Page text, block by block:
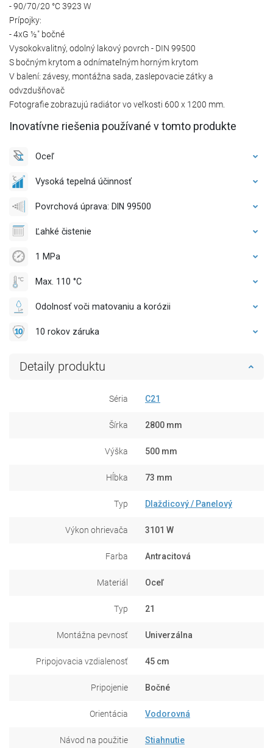
- 90/70/20 °C 3923 W
Prípojky:
- 4xG ½″ bočné
Vysokokvalitný, odolný lakový povrch - DIN 99500
S bočným krytom a odnímateľným horným krytom
V balení: závesy, montážna sada, zaslepovacie zátky a
odvzdušňovač
Fotografie zobrazujú radiátor vo veľkosti 600 x 1200 mm.
Inovatívne riešenia používané v tomto produkte
Oceľ
Vysoká tepelná účinnosť
Povrchová úprava: DIN 99500
Ľahké čistenie
1 MPa
Max. 110 °C
Odolnosť voči matovaniu a korózii
10 rokov záruka
Detaily produktu
Séria C21
Šírka 2800 mm
Výška 500 mm
Hĺbka 73 mm
Typ Dlaždicový / Panelový
Výkon ohrievača 3101 W
Farba Antracitová
Materiál Oceľ
Typ 21
Montážna pevnosť Univerzálna
Pripojovacia vzdialenosť 45 cm
Pripojenie Bočné
Orientácia Vodorovná
Návod na použitie Stiahnutie